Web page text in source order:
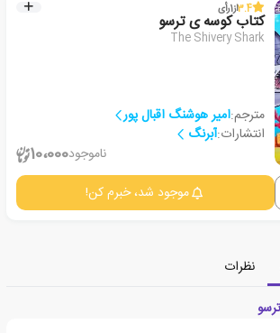
3.4از1رأی
کتاب کوسه ی ترسو
The Shivery Shark
مترجم:امیر هوشنگ اقبال پور
انتشارات:آبرنگ
ناموجود10،000
موجود شد، خبرم کن!
نظرات